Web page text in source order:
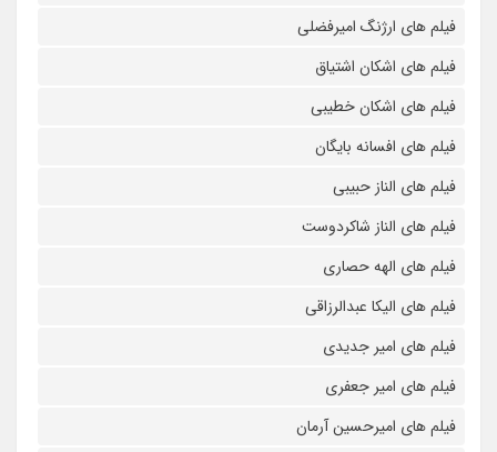
فیلم های ارژنگ امیرفضلی
فیلم های اشکان اشتیاق
فیلم های اشکان خطیبی
فیلم های افسانه بایگان
فیلم های الناز حبیبی
فیلم های الناز شاکردوست
فیلم های الهه حصاری
فیلم های الیکا عبدالرزاقی
فیلم های امیر جدیدی
فیلم های امیر جعفری
فیلم های امیرحسین آرمان